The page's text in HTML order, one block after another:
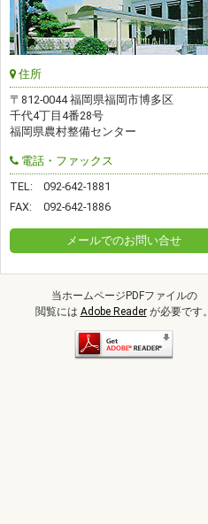
住所
〒812-0044 福岡県福岡市博多区
千代4丁目4番28号
福岡県農村整備センター
電話・ファックス
TEL:
092-642-1881
FAX:
092-642-1886
メールでのお問い合せ
当ホームページPDFファイルの
閲覧には Adobe Readerが必要です。